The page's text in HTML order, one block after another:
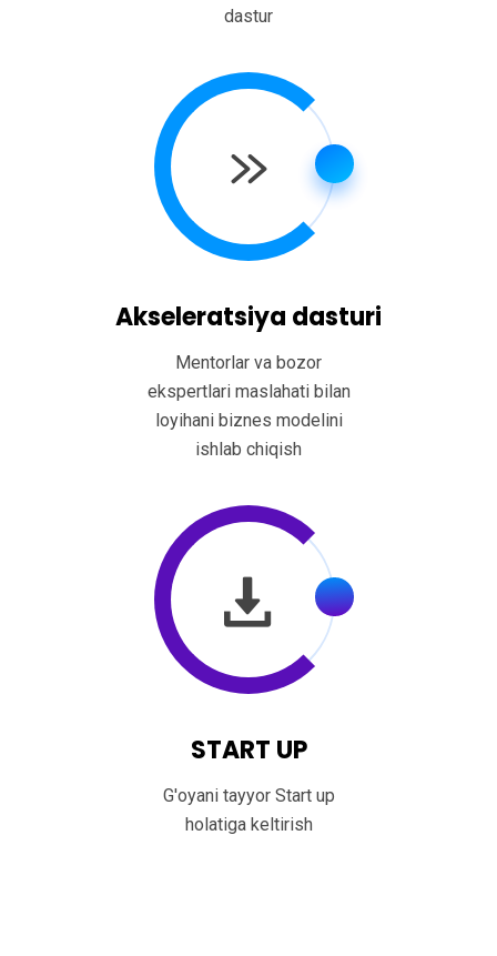
dastur
Akseleratsiya dasturi
Mentorlar va bozor
ekspertlari maslahati bilan
loyihani biznes modelini
ishlab chiqish
START UP
G'oyani tayyor Start up
holatiga keltirish